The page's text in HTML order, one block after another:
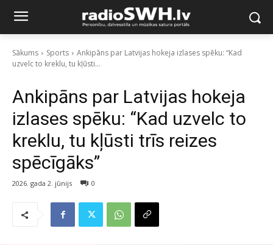
Sākums Sports
Ankipāns par Latvijas hokeja izlases spēku: “Kad
uzvelc to kreklu, tu kļūsti...
Ankipāns par Latvijas hokeja
izlases spēku: “Kad uzvelc to
kreklu, tu kļūsti trīs reizes
spēcīgāks”
2026. gada 2. jūnijs 0